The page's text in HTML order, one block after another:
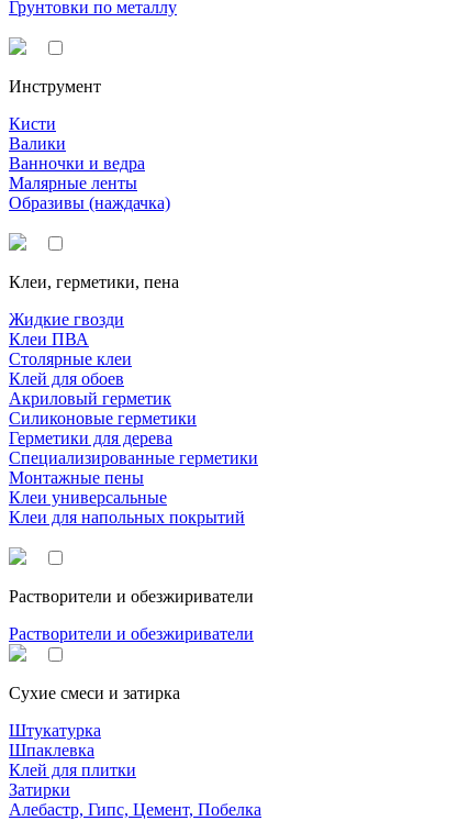
Грунтовки по металлу
Инструмент
Кисти
Валики
Ванночки и ведра
Малярные ленты
Образивы (наждачка)
Клеи, герметики, пена
Жидкие гвозди
Клеи ПВА
Столярные клеи
Клей для обоев
Акриловый герметик
Силиконовые герметики
Герметики для дерева
Специализированные герметики
Монтажные пены
Клеи универсальные
Клеи для напольных покрытий
Растворители и обезжириватели
Растворители и обезжириватели
Сухие смеси и затирка
Штукатурка
Шпаклевка
Клей для плитки
Затирки
Алебастр, Гипс, Цемент, Побелка